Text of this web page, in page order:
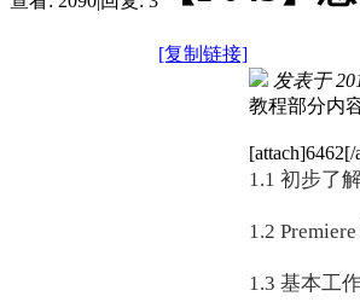
[复制链接]
发表于
教程部分内
[attach]6462[/
1.1 初步了
1.2
1.3 基本工